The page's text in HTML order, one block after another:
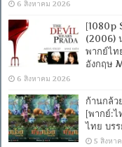
6 สิงหาคม 2026
[1080p
(2006)
พากย์ไ
อังกฤษ
6 สิงหาคม 2026
ก้านกล้
[พากย์:ไ
ไทย บร
5 สิงหา